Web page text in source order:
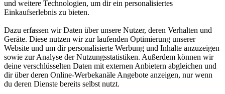
und weitere Technologien, um dir ein personalisiertes
Einkaufserlebnis zu bieten.
Dazu erfassen wir Daten über unsere Nutzer, deren Verhalten und
Geräte. Diese nutzen wir zur laufenden Optimierung unserer
Website und um dir personalisierte Werbung und Inhalte anzuzeigen
sowie zur Analyse der Nutzungsstatistiken. Außerdem können wir
deine verschlüsselten Daten mit externen Anbietern abgleichen und
dir über deren Online-Werbekanäle Angebote anzeigen, nur wenn
du deren Dienste bereits selbst nutzt.